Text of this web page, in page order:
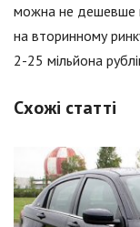
можна не дешевше
на вторинному
2-25 мільйона
Схожі статті